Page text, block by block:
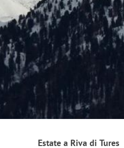
Estate a Riva di Tures